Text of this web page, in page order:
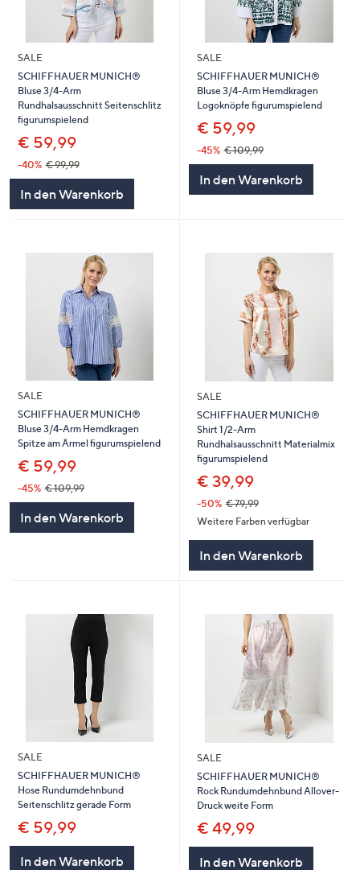
SALE
SCHIFFHAUER MUNICH®
Bluse 3/4-Arm
Rundhalsausschnitt Seitenschlitz
figurumspielend
€ 59,99
-40% € 99,99
In den Warenkorb
SALE
SCHIFFHAUER MUNICH®
Bluse 3/4-Arm Hemdkragen
Logoknöpfe figurumspielend
€ 59,99
-45% € 109,99
In den Warenkorb
SALE
SCHIFFHAUER MUNICH®
Bluse 3/4-Arm Hemdkragen
Spitze am Ärmel figurumspielend
€ 59,99
-45% € 109,99
In den Warenkorb
SALE
SCHIFFHAUER MUNICH®
Shirt 1/2-Arm
Rundhalsausschnitt Materialmix
figurumspielend
€ 39,99
-50% € 79,99
Weitere Farben verfügbar
In den Warenkorb
SALE
SCHIFFHAUER MUNICH®
Hose Rundumdehnbund
Seitenschlitz gerade Form
€ 59,99
In den Warenkorb
SALE
SCHIFFHAUER MUNICH®
Rock Rundumdehnbund Allover-
Druck weite Form
€ 49,99
In den Warenkorb